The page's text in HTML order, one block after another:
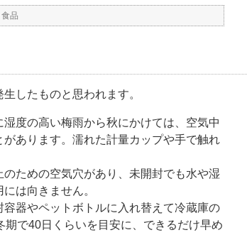
食品
したものと思われます。
度の高い梅雨から秋にかけては、空気中
あります。濡れた計量カップや手で触れ
ための空気穴があり、未開封でも水や湿
は向きません。
器やペットボトルに入れ替えて冷蔵庫の
で40日くらいを目安に、できるだけ早め